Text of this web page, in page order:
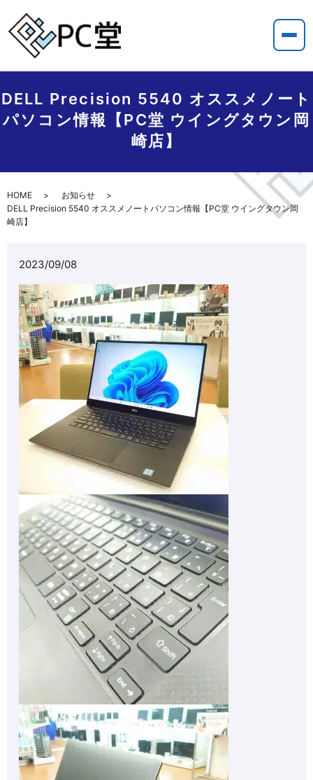
DELL Precision 5540 オススメノート
パソコン情報【PC堂 ウイングタウン岡
崎店】
HOME
お知らせ
DELL Precision 5540 オススメノートパソコン情報【PC堂 ウイングタウン岡
崎店】
2023/09/08